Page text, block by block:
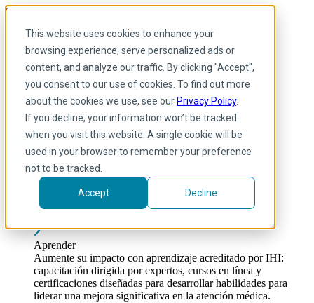
This website uses cookies to enhance your
browsing experience, serve personalized ads or
content, and analyze our traffic. By clicking "Accept",
you consent to our use of cookies. To find out more
about the cookies we use, see our Privacy Policy.
If you decline, your information won’t be tracked
when you visit this website. A single cookie will be
used in your browser to remember your preference
not to be tracked.
Accept Decline
Skip to main content
Spanish
Arabic
Inglés
Francés
Portuguese
Spanish
Aprender
Aumente su impacto con aprendizaje acreditado por IHI:
capacitación dirigida por expertos, cursos en línea y
certificaciones diseñadas para desarrollar habilidades para
liderar una mejora significativa en la atención médica.